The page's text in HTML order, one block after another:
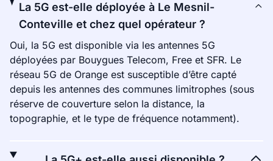
La 5G est-elle déployée à Le Mesnil-
Conteville et chez quel opérateur ?
Oui, la 5G est disponible via les antennes 5G
déployées par Bouygues Telecom, Free et SFR. Le
réseau 5G de Orange est susceptible d’être capté
depuis les antennes des communes limitrophes (sous
réserve de couverture selon la distance, la
topographie, et le type de fréquence notamment).